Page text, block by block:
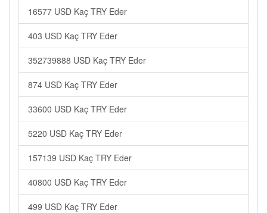
16577 USD Kaç TRY Eder
403 USD Kaç TRY Eder
352739888 USD Kaç TRY Eder
874 USD Kaç TRY Eder
33600 USD Kaç TRY Eder
5220 USD Kaç TRY Eder
157139 USD Kaç TRY Eder
40800 USD Kaç TRY Eder
499 USD Kaç TRY Eder